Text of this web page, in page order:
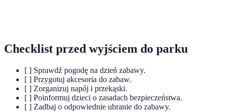
Checklist przed wyjściem do parku
[ ] Sprawdź pogodę na dzień zabawy.
[ ] Przygotuj akcesoria do zabaw.
[ ] Zorganizuj napój i przekąski.
[ ] Poinformuj dzieci o zasadach bezpieczeństwa.
[ ] Zadbaj o odpowiednie ubranie do zabawy.